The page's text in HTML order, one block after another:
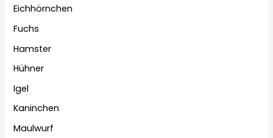
Eichhörnchen
Fuchs
Hamster
Hühner
Igel
Kaninchen
Maulwurf